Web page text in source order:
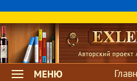
МЕНЮ